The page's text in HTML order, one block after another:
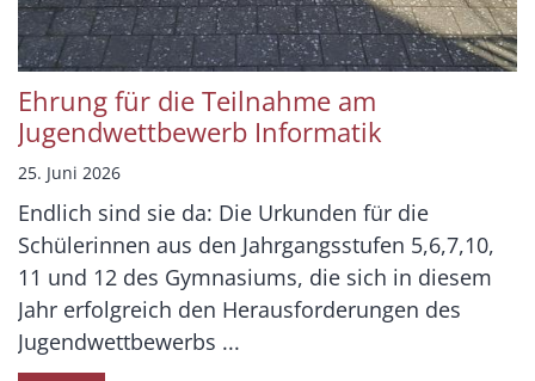
Ehrung für die Teilnahme am
Jugendwettbewerb Informatik
25. Juni 2026
Endlich sind sie da: Die Urkunden für die
Schülerinnen aus den Jahrgangsstufen 5,6,7,10,
11 und 12 des Gymnasiums, die sich in diesem
Jahr erfolgreich den Herausforderungen des
Jugendwettbewerbs ...